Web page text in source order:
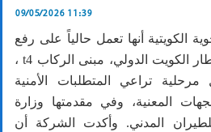
09/05/2026 11:39
الكويتية أنها تعمل حالياً على رفع
عدد رحلاتها تدريجياً من مطار الكويت الدولي، مبنى الركاب t4 ،
تراعي المتطلبات الأمنية
المعنية، وفي مقدمتها وزارة
للطيران المدني. وأكدت الشركة أن